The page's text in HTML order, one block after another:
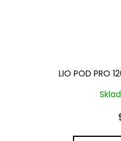
LIO POD PRO